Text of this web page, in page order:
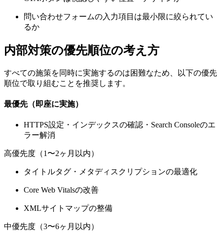
問い合わせフォームの入力項目は最小限に絞られてい
るか
内部対策の優先順位の考え方
すべての施策を同時に実施するのは困難なため、以下の優先
順位で取り組むことを推奨します。
最優先（即座に実施）
HTTPS設定・インデックスの確認・Search Consoleのエ
ラー解消
高優先度（1〜2ヶ月以内）
タイトルタグ・メタディスクリプションの最適化
Core Web Vitalsの改善
XMLサイトマップの整備
中優先度（3〜6ヶ月以内）